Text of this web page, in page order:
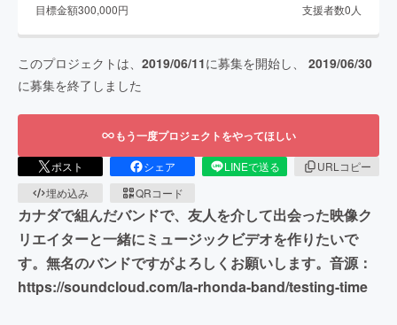
目標金額300,000円 支援者数0 人
このプロジェクトは、 2019/06/11に募集を開始し、 2019/06/30
に募集を終了しました
もう一度プロジェクトをやってほしい
ポスト シェア LINEで送る
URLコピー
埋め込み
QRコード
カナダで組んだバンドで、友人を介して出会った映像ク
リエイターと一緒にミュージックビデオを作りたいで
す。無名のバンドですがよろしくお願いします。音源：
https://soundcloud.com/la-rhonda-band/testing-time